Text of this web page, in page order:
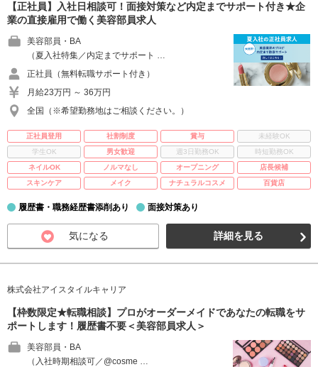
【正社員】入社日相談可！面接対策など内定までサポート付き★企
業の直接雇用で働く美容部員求人
美容部員・BA
（夏入社特集／内定までサポート …
正社員（無料転職サポート付き）
月給23万円 ～ 36万円
全国（※希望勤務地はご相談ください。）
正社員登用 社割制度 賞与
未経験OK
学生OK
男女歓迎 週3日勤務OK
時短勤務OK
ネイルOK
ノルマなし オープニング
店長候補
スキンケア
メイク ナチュラルコスメ 百貨店
履歴書・職務経歴書添削あり 面接対策あり
気になる 詳細を見る
株式会社アイスタイルキャリア
【枠数限定★転職相談】プロがオーダーメイドであなたの転職をサ
ポートします！履歴書不要＜美容部員求人＞
美容部員・BA
（入社時期相談可／@cosme …